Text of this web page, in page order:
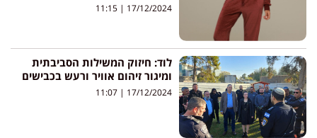
17/12/2024
לוד: חיזוק המשילות הסביבתית
ומיגור זיהום אוויר ורעש בכבישים
17/12/2024